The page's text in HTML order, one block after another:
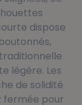
dispose
légère. Les
de solidité
fermée pour